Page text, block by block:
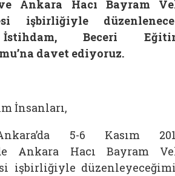
ve Ankara Hacı Bayram
işbirliğiyle
Beceri
davet ediyoruz.
İnsanları,
5-6 Kasım
Ankara Hacı Bayram
işbirliğiyle